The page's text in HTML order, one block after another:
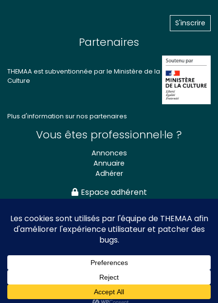
Partenaires
THEMAA est subventionnée par le Ministère de la
Culture
Plus d'information sur nos partenaires
Vous êtes professionnel·le ?
Annonces
Annuaire
Adhérer
Espace adhérent
Association nationale
des Théâtres de Marionnettes
et Arts Associés